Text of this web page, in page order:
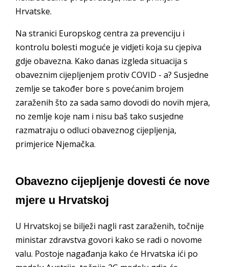
Hrvatske.
Na stranici Europskog centra za prevenciju i
kontrolu bolesti moguće je vidjeti koja su cjepiva
gdje obavezna. Kako danas izgleda situacija s
obaveznim cijepljenjem protiv COVID - a? Susjedne
zemlje se također bore s povećanim brojem
zaraženih što za sada samo dovodi do novih mjera,
no zemlje koje nam i nisu baš tako susjedne
razmatraju o odluci obaveznog cijepljenja,
primjerice Njemačka.
Obavezno cijepljenje dovesti će nove
mjere u Hrvatskoj
U Hrvatskoj se bilježi nagli rast zaraženih, točnije
ministar zdravstva govori kako se radi o novome
valu. Postoje nagađanja kako će Hrvatska ići po